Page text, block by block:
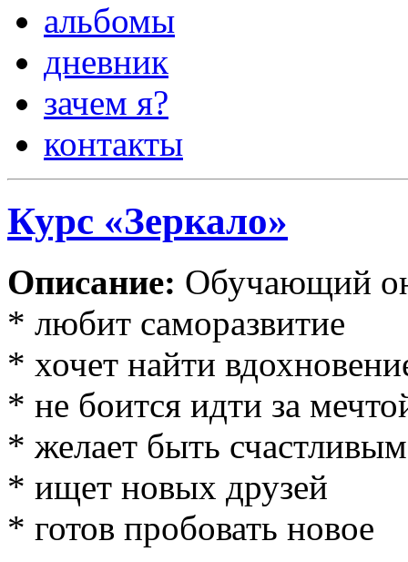
альбомы
дневник
зачем я?
контакты
Курс «Зеркало»
Описание: Обучающий
* любит саморазвитие
* хочет найти
* не боится идти за
* желает быть
* ищет новых друзей
* готов пробовать новое